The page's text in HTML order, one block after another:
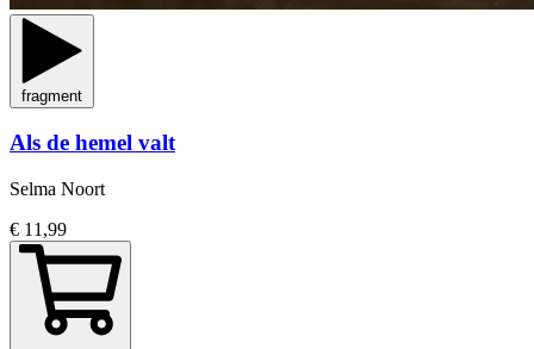
fragment
Als de hemel valt
Selma Noort
€ 11,99